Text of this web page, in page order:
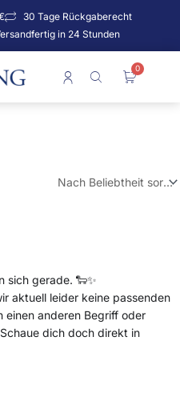
30 Tage Rückgaberecht
in 24 Stunden
0
sich gerade. 🐑✨
aktuell leider keine passenden
einen anderen Begriff oder
dich doch direkt in